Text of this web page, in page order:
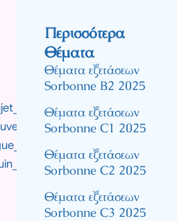
Περισσότερα
Θέματα
Θέματα εξετάσεων
Sorbonne B2 2025
Θέματα εξετάσεων
Sorbonne C1 2025
Θέματα εξετάσεων
Sorbonne C2 2025
Θέματα εξετάσεων
Sorbonne C3 2025